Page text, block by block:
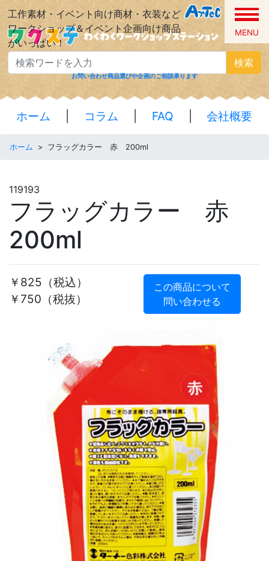
工作素材・イベント向け商材・衣装など
ワークショップ＆イベント企画向け商品
がいっぱい！
MENU
検索
お問い合わせ商品選びや企画のご相談承ります
ホーム コラム FAQ 会社概要
ホーム > フラッグカラー 赤 200ml
119193
フラッグカラー 赤
200ml
￥825 （税込）
￥750（税抜）
この商品について
問い合わせる